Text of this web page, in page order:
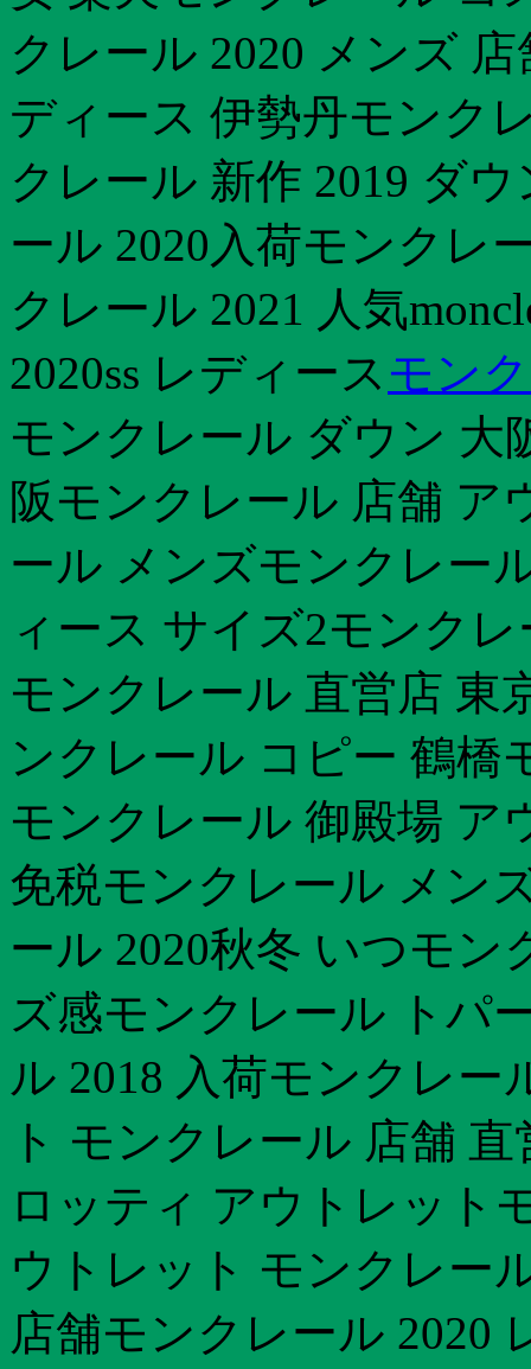
クレール 2020 メンズ
ディース 伊勢丹モンク
クレール 新作 2019 ダ
ール 2020入荷モンクレ
クレール 2021 人気
2020ss レディース モン
モンクレール ダウン 大
阪モンクレール 店舗 ア
ール メンズモンクレー
ィース サイズ2モンク
モンクレール 直営店 東
ンクレール コピー 鶴橋
モンクレール 御殿場 ア
免税モンクレール メン
ール 2020秋冬 いつモン
ズ感モンクレール トパ
ル 2018 入荷モンクレー
ト モンクレール 店舗
ロッティ アウトレット
ウトレット モンクレー
店舗モンクレール 2020